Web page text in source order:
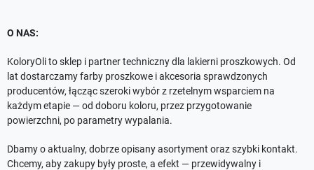
O NAS:
KoloryOli to sklep i partner techniczny dla lakierni proszkowych. Od
lat dostarczamy farby proszkowe i akcesoria sprawdzonych
producentów, łącząc szeroki wybór z rzetelnym wsparciem na
każdym etapie — od doboru koloru, przez przygotowanie
powierzchni, po parametry wypalania.
Dbamy o aktualny, dobrze opisany asortyment oraz szybki kontakt.
Chcemy, aby zakupy były proste, a efekt — przewidywalny i